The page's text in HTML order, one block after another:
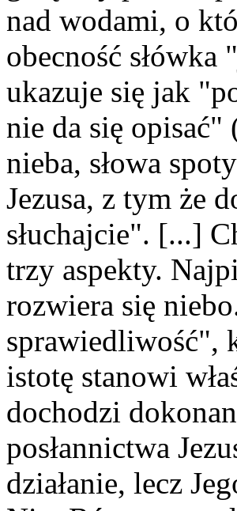
nad wodami, o
obecność słówka
ukazuje się jak
nie da się opisać"
nieba, słowa
Jezusa, z tym że
słuchajcie". [...]
trzy aspekty.
rozwiera się
sprawiedliwość",
istotę stanowi
dochodzi
posłannictwa
działanie, lecz